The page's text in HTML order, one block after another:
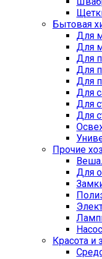
Бытовая
Для
Для
Для
Для
Для
Для
Для
Для
Прочие
Для
Красота и